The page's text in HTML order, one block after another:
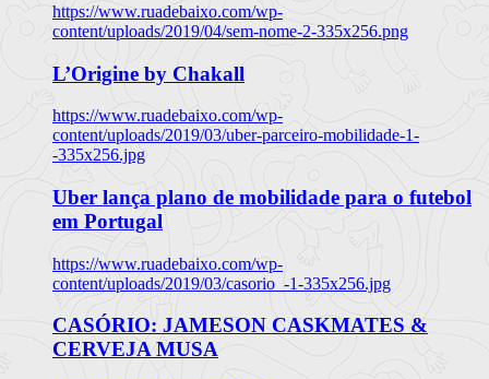
https://www.ruadebaixo.com/wp-
content/uploads/2019/04/sem-nome-2-335x256.png
L’Origine by Chakall
https://www.ruadebaixo.com/wp-
content/uploads/2019/03/uber-parceiro-mobilidade-1-
-335x256.jpg
Uber lança plano de mobilidade para o futebol
em Portugal
https://www.ruadebaixo.com/wp-
content/uploads/2019/03/casorio_-1-335x256.jpg
CASÓRIO: JAMESON CASKMATES &
CERVEJA MUSA